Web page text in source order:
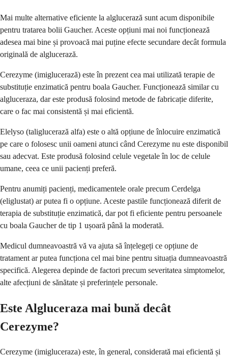
Mai multe alternative eficiente la alglucerază sunt acum disponibile
pentru tratarea bolii Gaucher. Aceste opțiuni mai noi funcționează
adesea mai bine și provoacă mai puține efecte secundare decât formula
originală de alglucerază.
Cerezyme (imiglucerază) este în prezent cea mai utilizată terapie de
substituție enzimatică pentru boala Gaucher. Funcționează similar cu
algluceraza, dar este produsă folosind metode de fabricație diferite,
care o fac mai consistentă și mai eficientă.
Elelyso (taliglucerază alfa) este o altă opțiune de înlocuire enzimatică
pe care o folosesc unii oameni atunci când Cerezyme nu este disponibil
sau adecvat. Este produsă folosind celule vegetale în loc de celule
umane, ceea ce unii pacienți preferă.
Pentru anumiți pacienți, medicamentele orale precum Cerdelga
(eliglustat) ar putea fi o opțiune. Aceste pastile funcționează diferit de
terapia de substituție enzimatică, dar pot fi eficiente pentru persoanele
cu boala Gaucher de tip 1 ușoară până la moderată.
Medicul dumneavoastră vă va ajuta să înțelegeți ce opțiune de
tratament ar putea funcționa cel mai bine pentru situația dumneavoastră
specifică. Alegerea depinde de factori precum severitatea simptomelor,
alte afecțiuni de sănătate și preferințele personale.
Este Algluceraza mai bună decât
Cerezyme?
Cerezyme (imigluceraza) este, în general, considerată mai eficientă și